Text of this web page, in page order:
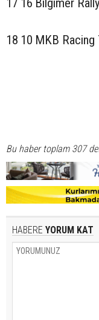
17 16 Bilgimer
18 10 MKB Racing
Bu haber toplam 307
HABERE YORUM KAT